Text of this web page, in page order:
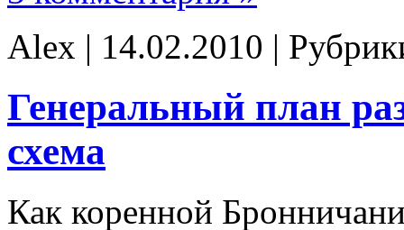
Alex | 14.02.2010 |
Генеральный план
схема
Как коренной